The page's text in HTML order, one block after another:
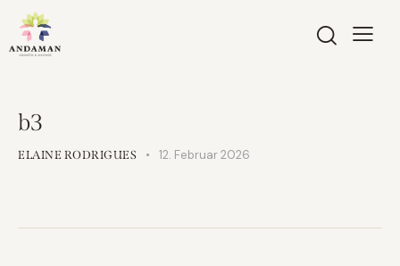
b3
ELAINE RODRIGUES 12. Februar 2026